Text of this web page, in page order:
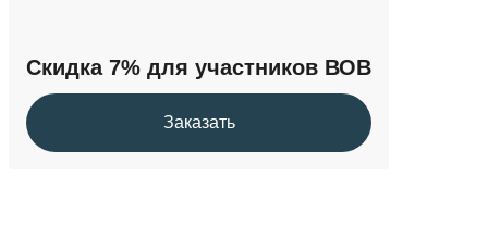
Скидка 7% для участников ВОВ
Заказать